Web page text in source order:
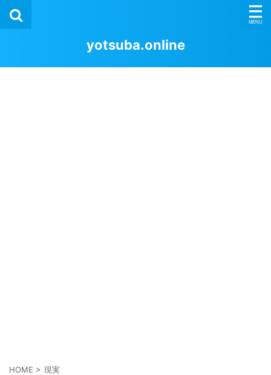
yotsuba.online
HOME > 現実